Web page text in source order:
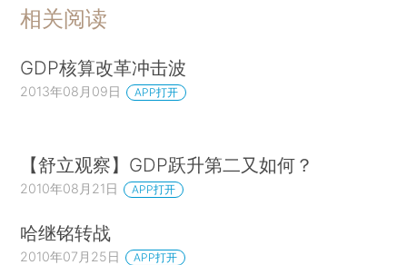
相关阅读
GDP核算改革冲击波
2013年08月09日 APP打开
【舒立观察】GDP跃升第二又如何？
2010年08月21日 APP打开
哈继铭转战
2010年07月25日 APP打开